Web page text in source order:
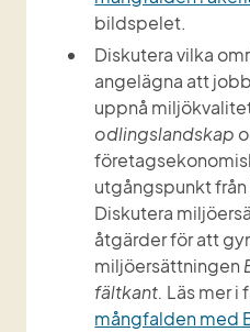
bildspelet.
Diskutera vilka
angelägna att
uppnå
odlingslandskap
utgångspunkt
Diskutera
åtgärder för att
miljöersättningen
fältkant. Läs mer i
mångfalden med